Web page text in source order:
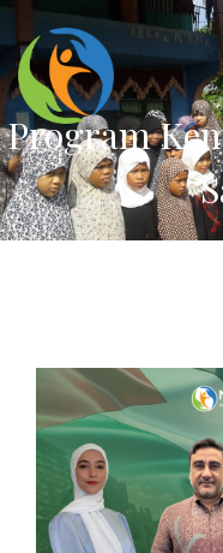
Program